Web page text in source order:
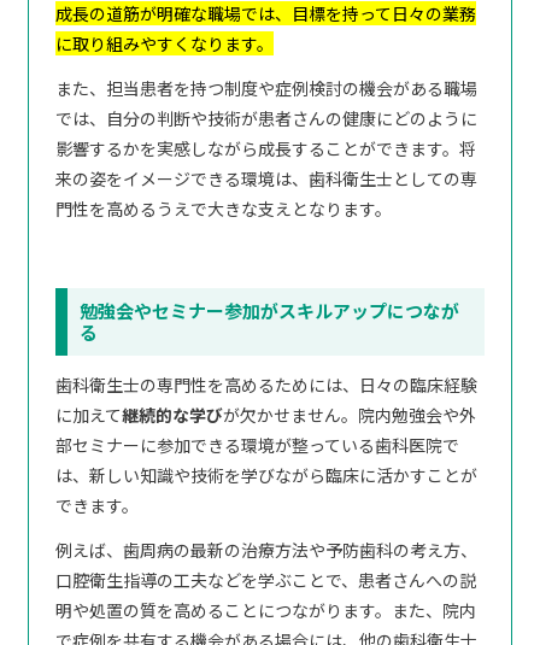
成長の道筋が明確な職場では、目標を持って日々の業務
に取り組みやすくなります。
また、担当患者を持つ制度や症例検討の機会がある職場
では、自分の判断や技術が患者さんの健康にどのように
影響するかを実感しながら成長することができます。将
来の姿をイメージできる環境は、歯科衛生士としての専
門性を高めるうえで大きな支えとなります。
勉強会やセミナー参加がスキルアップにつなが
る
歯科衛生士の専門性を高めるためには、日々の臨床経験
に加えて継続的な学びが欠かせません。院内勉強会や外
部セミナーに参加できる環境が整っている歯科医院で
は、新しい知識や技術を学びながら臨床に活かすことが
できます。
例えば、歯周病の最新の治療方法や予防歯科の考え方、
口腔衛生指導の工夫などを学ぶことで、患者さんへの説
明や処置の質を高めることにつながります。また、院内